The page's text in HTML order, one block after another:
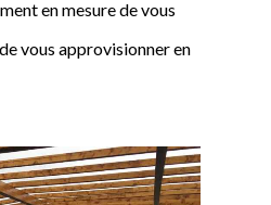
en mesure de vous
vous approvisionner en